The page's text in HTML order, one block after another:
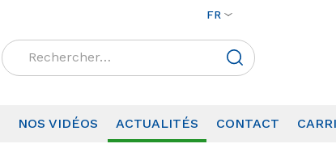
FR
Rechercher :
NOS VIDÉOS ACTUALITÉS CONTACT